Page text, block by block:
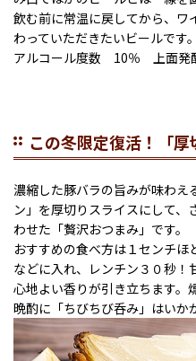
飲む前に常温に戻してから、ワ
わっていただきたいビールです。
アルコール度数 10％ 上面発
この冬限定復活！「厚
濃縮した豚バラの旨みが味わえ
ン」を厚切りスライスにして、
わせた「贅沢おつまみ」です。
おすすめの食べ方は１センチほ
などに入れ、レンチン３０秒！
心地よい香りが引き立ちます。
晩酌に「ちびちび呑み」はいか